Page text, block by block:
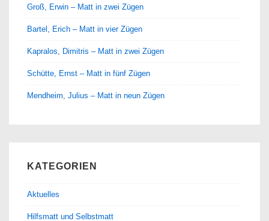
Groß, Erwin – Matt in zwei Zügen
Bartel, Erich – Matt in vier Zügen
Kapralos, Dimitris – Matt in zwei Zügen
Schütte, Ernst – Matt in fünf Zügen
Mendheim, Julius – Matt in neun Zügen
KATEGORIEN
Aktuelles
Hilfsmatt und Selbstmatt